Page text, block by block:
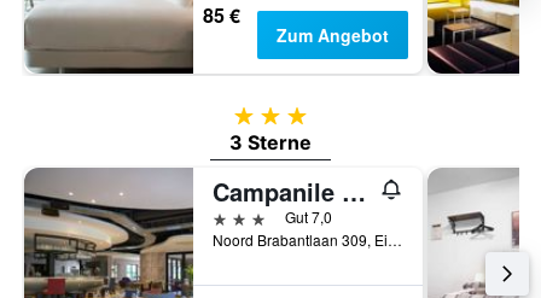
85 €
Zum Angebot
3 Sterne
3 Sterne
Campanile Hotel & Restaurant Eindhoven
3 Sterne
Gut 7,0
Noord Brabantlaan 309, Eindhoven, Nordbrabant, Niederlande